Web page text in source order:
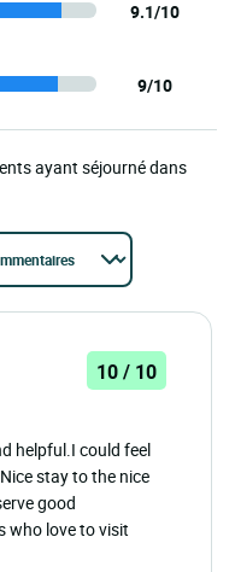
9.1/10
9/10
ayant séjourné dans
10 / 10
helpful.I could feel
stay to the nice
good
who love to visit